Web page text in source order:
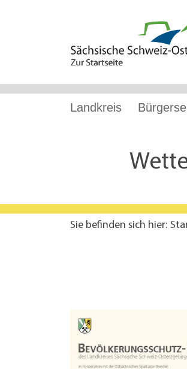
Landkreis
Sie befinden sich hier: